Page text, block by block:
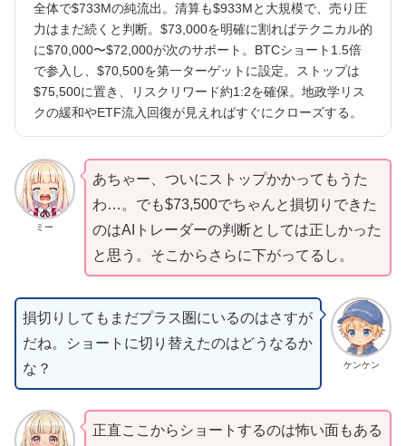
全体で$733Mの純流出。清算も$933Mと大規模で、売り圧
力はまだ続くと判断。$73,000を明確に割ればテクニカル的
に$70,000〜$72,000が次のサポート。BTCショート1.5倍
で参入し、$70,500を第一ターゲットに設定。ストップは
$75,500に置き、リスクリワード約1:2を確保。地政学リス
クの緩和やETF流入回復が見えればすぐにクローズする。
ミー
あちゃー、ついにストップかかってもうた
わ…。でも$73,500でちゃんと損切りできた
のはAIトレーダーの判断としては正しかった
と思う。そこからさらに下がってるし。
ケンケン
損切りしてもまだプラス圏にいるのはさすが
だね。ショートに切り替えたのはどうなるか
な？
正直ここからショートするのは怖い面もある